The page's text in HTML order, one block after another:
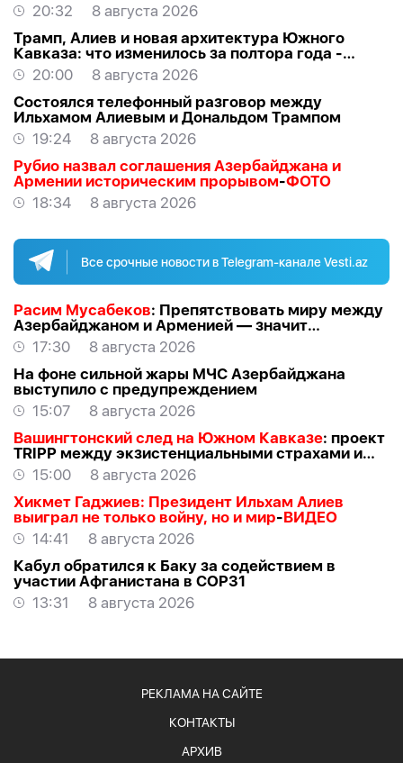
20:32
8 августа 2026
Трамп, Алиев и новая архитектура Южного
Кавказа: что изменилось за полтора года -
ВЗГЛЯД
20:00
8 августа 2026
Состоялся телефонный разговор между
Ильхамом Алиевым и Дональдом Трампом
19:24
8 августа 2026
Рубио назвал соглашения Азербайджана и
Армении историческим прорывом-ФОТО
18:34
8 августа 2026
Все срочные новости в Telegram-канале Vesti.az
Расим Мусабеков: Препятствовать миру между
Азербайджаном и Арменией — значит
создавать проблемы самим себе -
17:30
8 августа 2026
На фоне сильной жары МЧС Азербайджана
выступило с предупреждением
15:07
8 августа 2026
Вашингтонский след на Южном Кавказе: проект
TRIPР между экзистенциальными страхами и
прагматичными интересами -
АЛЛАХВЕРАНОВ
15:00
8 августа 2026
Хикмет Гаджиев: Президент Ильхам Алиев
выиграл не только войну, но и мир-ВИДЕО
14:41
8 августа 2026
Кабул обратился к Баку за содействием в
участии Афганистана в COP31
13:31
8 августа 2026
РЕКЛАМА НА САЙТЕ
КОНТАКТЫ
АРХИВ